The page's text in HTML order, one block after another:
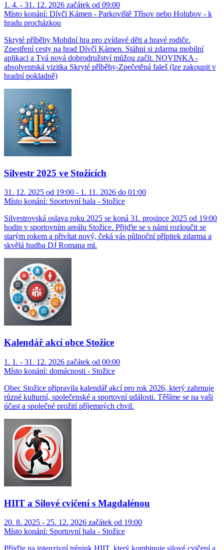
1. 4. - 31. 12. 2026 začátek od 09:00
Místo konání: Dívčí Kámen - Parkoviště Třísov nebo Holubov - k
hradu procházkou
Skryté příběhy Mobilní hra pro zvídavé děti a hravé rodiče.
Zpestření cesty na hrad Dívčí Kámen. Stáhni si zdarma mobilní
aplikaci a Tvá nová dobrodružství můžou začít. NOVINKA -
absolventská vizitka Skryté příběhy-Zpečetěná faleš (lze zakoupit v
hradní pokladně)
Silvestr 2025 ve Stožicích
31. 12. 2025 od 19:00 - 1. 11. 2026 do 01:00
Místo konání: Sportovní hala - Stožice
Silvestrovská oslava roku 2025 se koná 31. prosince 2025 od 19:00
hodin v sportovním areálu Stožice. Přijďte se s námi rozloučit se
starým rokem a přivítat nový, čeká vás půlnoční přípitek zdarma a
skvělá hudba DJ Romana ml.
Kalendář akcí obce Stožice
1. 1. - 31. 12. 2026 začátek od 00:00
Místo konání: domácnosti - Stožice
Obec Stožice připravila kalendář akcí pro rok 2026, který zahrnuje
různé kulturní, společenské a sportovní události. Těšíme se na vaši
účast a společné prožití příjemných chvil.
HIIT a Silové cvičení s Magdalénou
20. 8. 2025 - 25. 12. 2026 začátek od 19:00
Místo konání: Sportovní hala - Stožice